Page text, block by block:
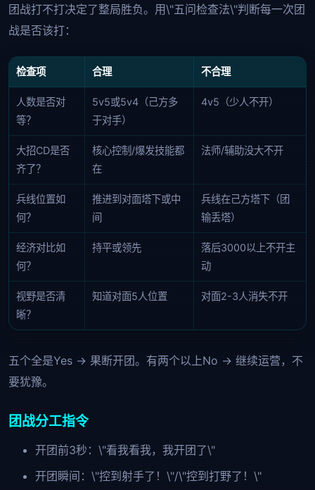
团战打不打决定了整局胜负。用\"五问检查法\"判断每一次团
战是否该打：
检查项 合理 不合理
人数是否对
等？
5v5或5v4（己方多
于对手）
4v5（少人不开）
大招CD是否
齐了？
核心控制/爆发技能都
在
法师/辅助没大不开
兵线位置如
何？
推进到对面塔下或中
间
兵线在己方塔下（团
输丢塔）
经济对比如
何？
持平或领先
落后3000以上不开主
动
视野是否清
晰？
知道对面5人位置 对面2-3人消失不开
五个全是Yes → 果断开团。有两个以上No → 继续运营，不
要犹豫。
团战分工指令
开团前3秒：\"看我看我，我开团了\"
开团瞬间：\"控到射手了！\"/\"控到打野了！\"